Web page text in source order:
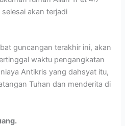
akan terjadi
guncangan terakhir ini, akan
waktu pengangkatan
Antikris yang dahsyat itu,
Tuhan dan menderita di